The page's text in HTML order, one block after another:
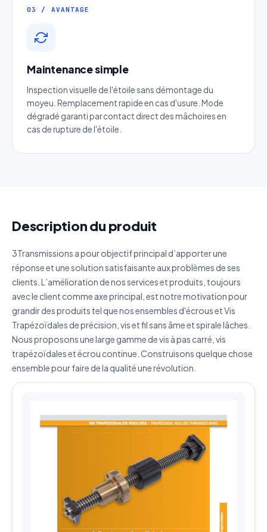
03 / AVANTAGE
Maintenance simple
Inspection visuelle de l'étoile sans démontage du
moyeu. Remplacement rapide en cas d'usure. Mode
dégradé garanti par contact direct des mâchoires en
cas de rupture de l'étoile.
Description du produit
3Transmissions a pour objectif principal d’apporter une
réponse et une solution satisfaisante aux problèmes de ses
clients. L’amélioration de nos services et produits, toujours
avec le client comme axe principal, est notre motivation pour
grandir des produits tel que nos ensembles d'écrous et Vis
Trapézoïdales de précision, vis et fil sans âme et spirale lâches.
Nous proposons une large gamme de vis à pas carré, vis
trapézoïdales et écrou continue. Construisons quelque chose
ensemble pour faire de la qualité une révolution.
Email
Téléphone
Référence produit
J'accepte que mes données soient utilisées pour traiter
ma demande.Politique de confidentialité
Envoyer ma demande de devis
partagées